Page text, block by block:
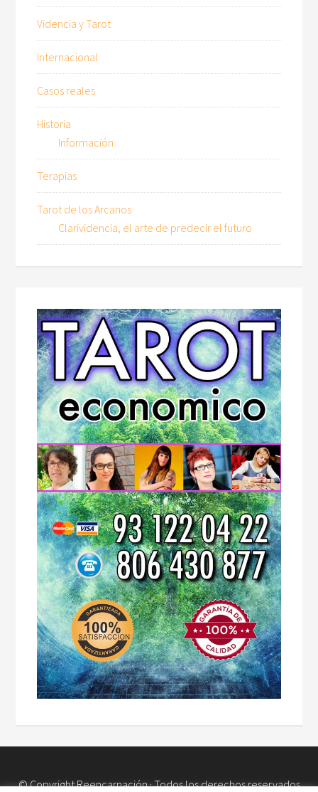
Videncia y Tarot
Internacional
Casos reales
Historia
Información
Terapias
Tarot de los Arcanos
Clarividencia, el arte de predecir el futuro
© CopyrightReencarnación· Todos los derechos reservados